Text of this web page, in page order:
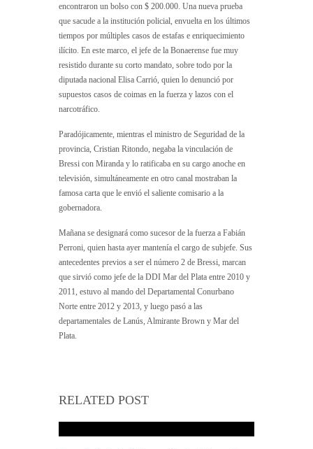
encontraron un bolso con $ 200.000. Una nueva prueba
que sacude a la institución policial, envuelta en los últimos
tiempos por múltiples casos de estafas e enriquecimiento
ilícito. En este marco, el jefe de la Bonaerense fue muy
resistido durante su corto mandato, sobre todo por la
diputada nacional Elisa Carrió, quien lo denunció por
supuestos casos de coimas en la fuerza y lazos con el
narcotráfico.
Paradójicamente, mientras el ministro de Seguridad de la
provincia, Cristian Ritondo, negaba la vinculación de
Bressi con Miranda y lo ratificaba en su cargo anoche en
televisión, simultáneamente en otro canal mostraban la
famosa carta que le envió el saliente comisario a la
gobernadora.
Mañana se designará como sucesor de la fuerza a Fabián
Perroni, quien hasta ayer mantenía el cargo de subjefe. Sus
antecedentes previos a ser el número 2 de Bressi, marcan
que sirvió como jefe de la DDI Mar del Plata entre 2010 y
2011, estuvo al mando del Departamental Conurbano
Norte entre 2012 y 2013, y luego pasó a las
departamentales de Lanús, Almirante Brown y Mar del
Plata.
RELATED POST